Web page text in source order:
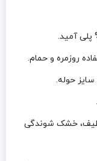
روزمره و حمام.
خشک شوندگی